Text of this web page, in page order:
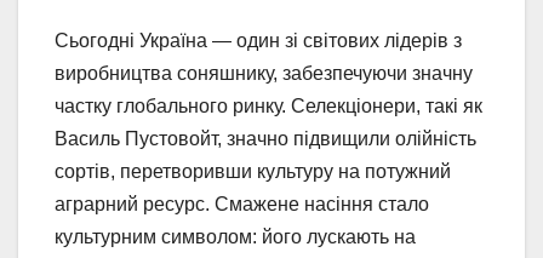
Сьогодні Україна — один зі світових лідерів з
виробництва соняшнику, забезпечуючи значну
частку глобального ринку. Селекціонери, такі як
Василь Пустовойт, значно підвищили олійність
сортів, перетворивши культуру на потужний
аграрний ресурс. Смажене насіння стало
культурним символом: його лускають на